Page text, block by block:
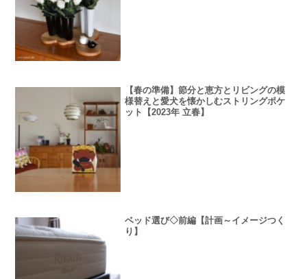
【春の準備】節分と恵方とリビングの模
様替えと愛犬を懐かしむストリングポケ
ット【2023年 立春】
ベッド選び◇前編【計画～イメージつく
り】